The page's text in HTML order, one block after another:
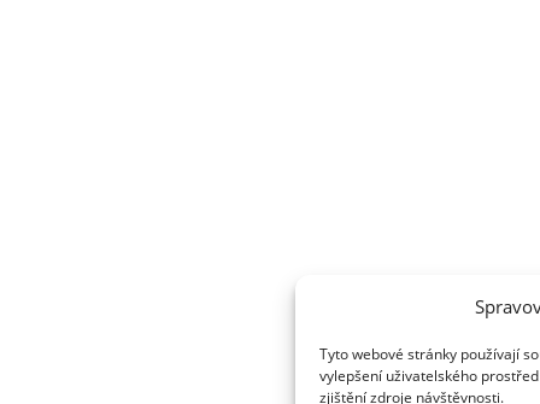
Tyto webové stránky používají
vylepšení uživatelského
zjištění zdroje návštěvnosti.